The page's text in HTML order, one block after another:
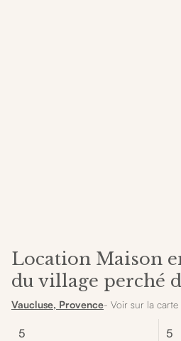
Location Maison
du village perché
Vaucluse, Provence- Voir sur la carte
5
5